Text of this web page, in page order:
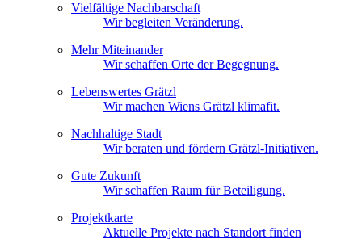
Vielfältige Nachbarschaft
Wir begleiten Veränderung.
Mehr Miteinander
Wir schaffen Orte der Begegnung.
Lebenswertes Grätzl
Wir machen Wiens Grätzl klimafit.
Nachhaltige Stadt
Wir beraten und fördern Grätzl-Initiativen.
Gute Zukunft
Wir schaffen Raum für Beteiligung.
Projektkarte
Aktuelle Projekte nach Standort finden